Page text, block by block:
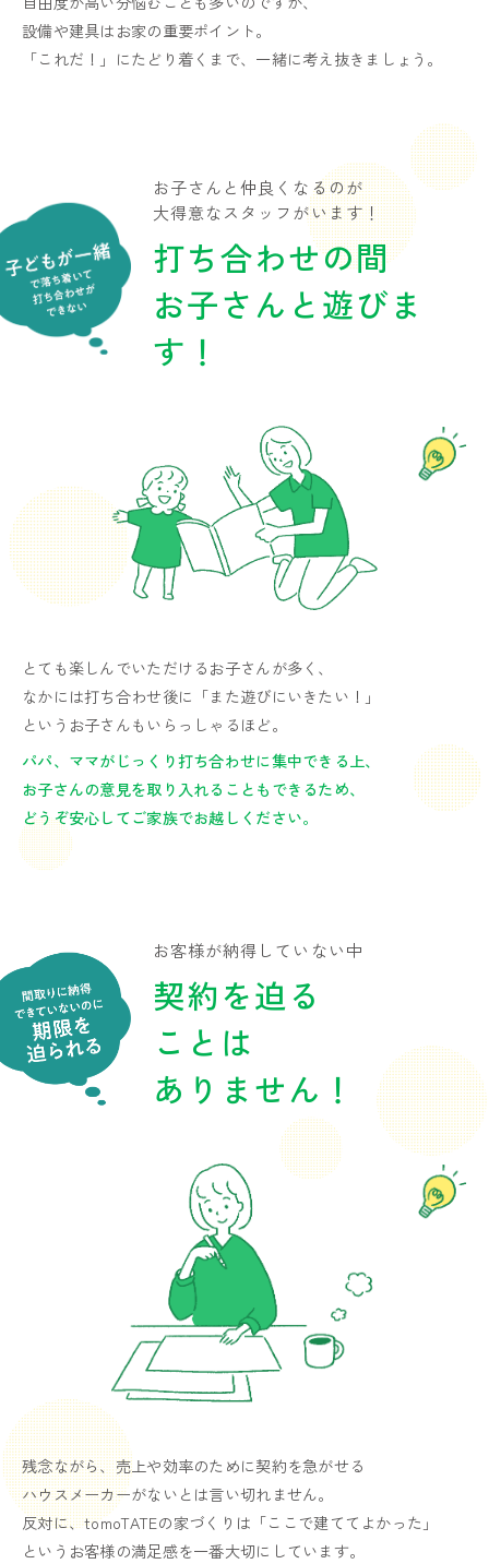
設備や建具はお家の重要ポイント。
「これだ！」にたどり着くまで、一緒に考え抜きましょう。
お子さんと仲良くなるのが
大得意なスタッフがいます！
打ち合わせの間
お子さんと遊びま
す！
とても楽しんでいただけるお子さんが多く、
なかには打ち合わせ後に「また遊びにいきたい！」
というお子さんもいらっしゃるほど。
パパ、ママがじっくり打ち合わせに集中できる上、
お子さんの意見を取り入れることもできるため、
どうぞ安心してご家族でお越しください。
お客様が納得していない中
契約を迫る
ことは
ありません！
残念ながら、売上や効率のために契約を急がせる
ハウスメーカーがないとは言い切れません。
反対に、tomoTATEの家づくりは「ここで建ててよかった」
というお客様の満足感を一番大切にしています。